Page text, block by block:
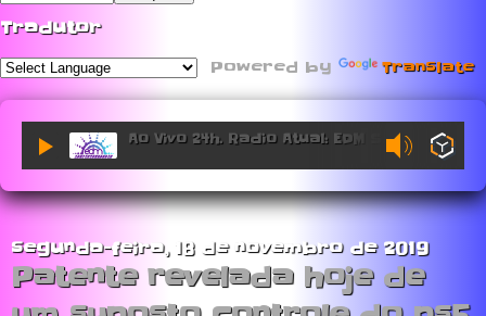
Tradutor
Powered by Translate
Ao Vivo 24h. Radio Atual: EDM Sessions.
segunda-feira, 18 de novembro de 2019
Patente revelada hoje de